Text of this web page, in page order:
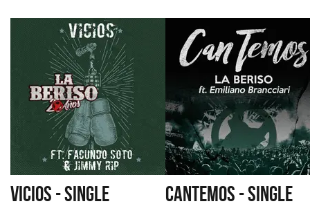
VICIOS - SINGLE CANTEMOS - SINGLE